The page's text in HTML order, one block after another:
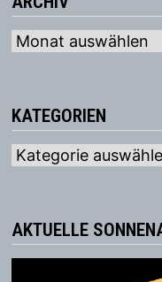
Archiv
KATEGORIEN
Kategorien
AKTUELLE